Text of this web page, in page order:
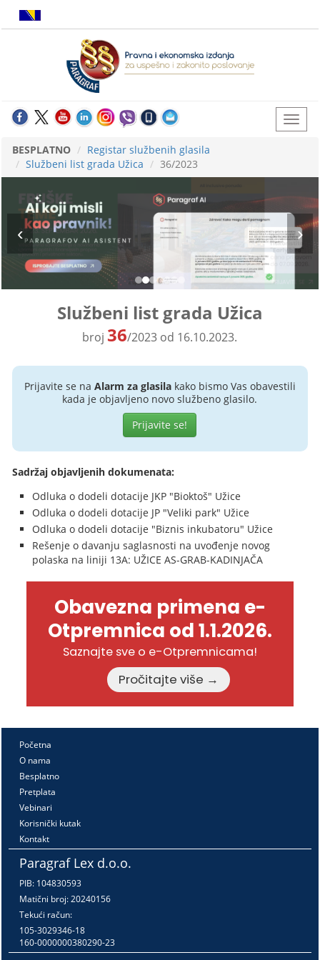
BESPLATNO
Registar službenih glasila
Službeni list grada Užica
36/2023
Službeni list grada Užica
broj 36/2023 od 16.10.2023.
Prijavite se na Alarm za glasilakako bismo Vas obavestili
kada je objavljeno novo službeno glasilo.
Prijavite se!
Sadržaj objavljenih dokumenata:
Odluka o dodeli dotacije JKP "Bioktoš" Užice
Odluka o dodeli dotacije JP "Veliki park" Užice
Odluka o dodeli dotacije "Biznis inkubatoru" Užice
Rešenje o davanju saglasnosti na uvođenje novog
polaska na liniji 13A: UŽICE AS-GRAB-KADINJAČA
Obavezna primena e-
Otpremnica od 1.1.2026.
Saznajte sve o e-Otpremnicama!
Pročitajte više →
Početna
O nama
Besplatno
Pretplata
Vebinari
Korisnički kutak
Kontakt
Paragraf Lex d.o.o.
PIB: 104830593
Matični broj: 20240156
Tekući račun:
105-3029346-18
160-0000000380290-23